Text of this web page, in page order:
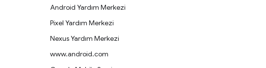
Android Yardım Merkezi
Pixel Yardım Merkezi
Nexus Yardım Merkezi
www.android.com